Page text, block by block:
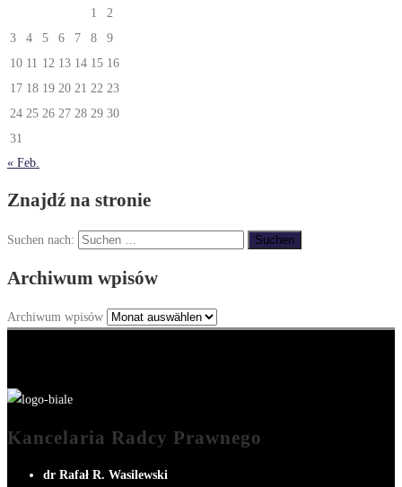
1
2
3
4 5 6 7 8
9
10 11 12 13 14 15 16
17 18 19 20 21 22 23
24 25 26 27 28 29 30
31
« Feb.
Znajdź na stronie
Suchen nach:
Archiwum wpisów
Archiwum wpisów
Kancelaria Radcy Prawnego
dr Rafał R. Wasilewski